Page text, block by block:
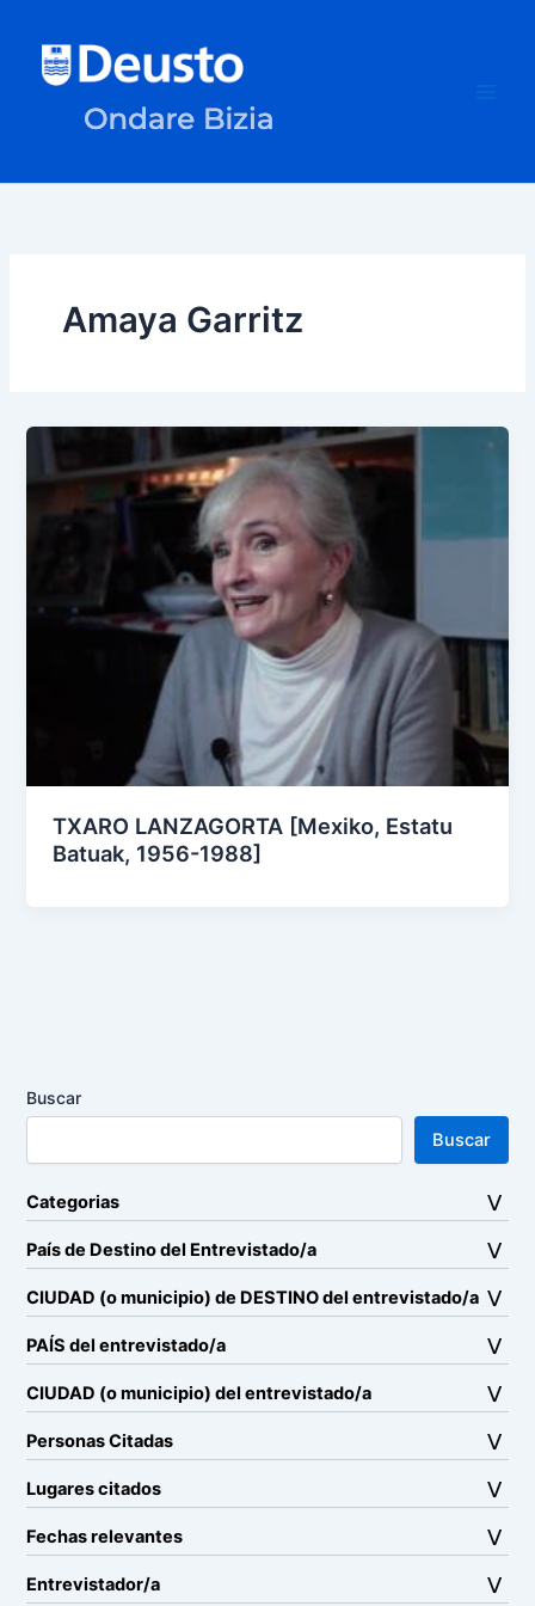
contenido
Amaya Garritz
TXARO LANZAGORTA [Mexiko, Estatu
Batuak, 1956-1988]
Buscar
Buscar
Categorias
País de Destino del Entrevistado/a
CIUDAD (o municipio) de DESTINO del entrevistado/a
PAÍS del entrevistado/a
CIUDAD (o municipio) del entrevistado/a
Personas Citadas
Lugares citados
Fechas relevantes
Entrevistador/a